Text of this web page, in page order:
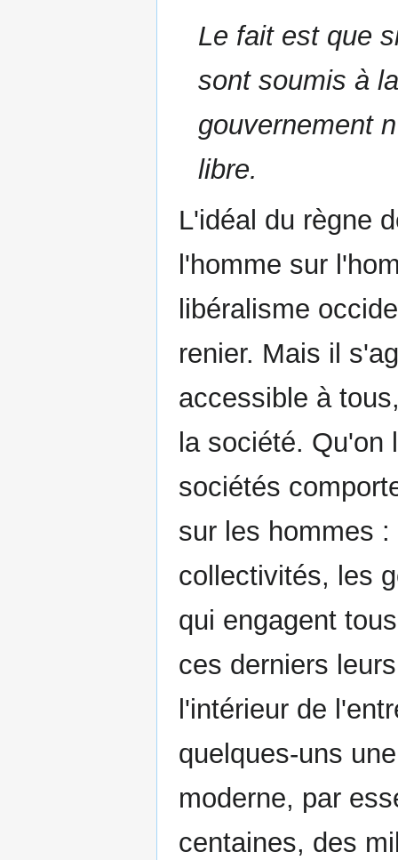
Le fait est que
sont soumis à
gouvernement
libre.
L'idéal du règne
l'homme sur
libéralisme
renier. Mais il
accessible à
la société.
sociétés
sur les hommes
collectivités, les
qui engagent
ces derniers
l'intérieur de
quelques-uns
moderne, par
centaines, des